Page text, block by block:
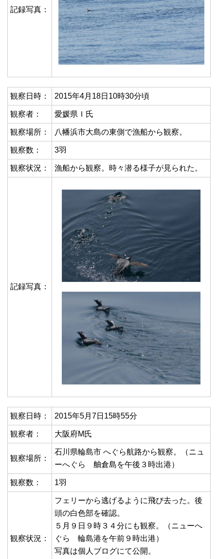
記録写真：
観察日時： 2015年4月18日10時30分頃
観察者： 愛媛県Ｉ氏
観察場所： 八幡浜市大島の東側で漁船から観察。
観察数： 3羽
観察状況： 漁船から観察。時々潜る様子が見られた。
記録写真：
観察日時： 2015年5月7日15時55分
観察者： 大阪府M氏
観察場所：
石川県輪島市 へぐら航路から観察。（ニュ
ーへぐら 舳倉島を午後３時出港）
観察数： 1羽
観察状況：
フェリーから逃げるように飛び去った。後
頭の白色部を確認。
５月９日９時３４分にも観察。（ニューへ
ぐら 輪島港を午前９時出港）
写真は個人ブログにて公開。